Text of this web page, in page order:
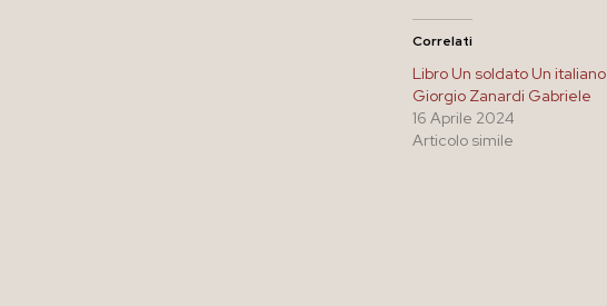
Correlati
Libro Un soldato Un italiano
Giorgio Zanardi Gabriele
16 Aprile 2024
Articolo simile